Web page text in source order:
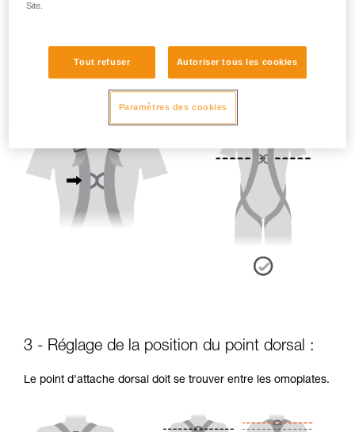
3 - Réglage de la position du point dorsal :
Le point d'attache dorsal doit se trouver entre les omoplates.
Site.
Tout refuser Autoriser tous les cookies
Paramètres des cookies